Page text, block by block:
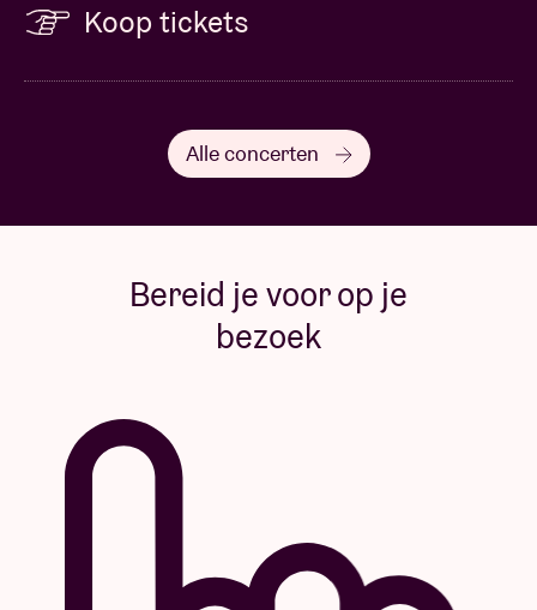
Koop tickets
Alle concerten
Bereid je voor op je
bezoek